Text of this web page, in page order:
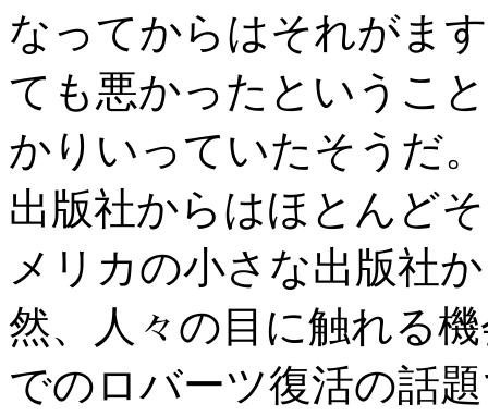
なってからはそれがま
ても悪かったというこ
かりいっていたそうだ
出版社からはほとんど
メリカの小さな出版社
然、人々の目に触れる
でのロバーツ復活の話